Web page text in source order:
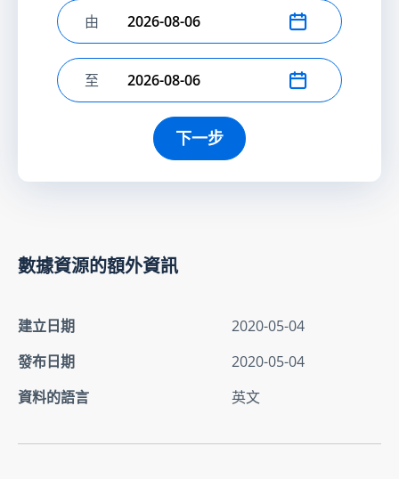
選擇開始日期
由
選擇結束日期
至
下一步
數據資源的額外資訊
建立日期
2020-05-04
發布日期
2020-05-04
資料的語言
英文